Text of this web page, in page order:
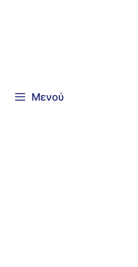
Μενού